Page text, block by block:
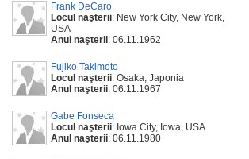
Frank DeCaro
Locul naşterii: New York City, New York,
USA
Anul naşterii: 06.11.1962
Fujiko Takimoto
Locul naşterii: Osaka, Japonia
Anul naşterii: 06.11.1967
Gabe Fonseca
Locul naşterii: Iowa City, Iowa, USA
Anul naşterii: 06.11.1980